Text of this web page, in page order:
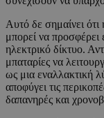
Αυτό δε σημαίνει
μπορεί να προσφέρει
ηλεκτρικό δίκτυο.
μπαταρίες να
ως μια εναλλακτική
αποφύγει τις
δαπανηρές και